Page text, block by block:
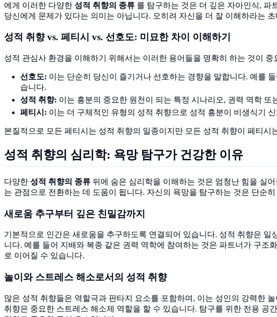
에게 이러한 다양한 성적 취향의 종류 를 탐구하는 것은 더 깊은 자아인식, 파
당신에게 문제가 있다는 의미는 아닙니다. 오히려 자신을 더 잘 이해하라는
성적 취향 vs. 페티시 vs. 선호도: 미묘한 차이 이해하기
성적 관심사 환경을 이해하기 위해서는 이러한 용어들을 명확히 하는 것이
선호도: 이는 단순히 당신이 즐기거나 선호하는 경향을 말합니다. 예를
습니다.
성적 취향: 이는 흥분의 중요한 원천이 되는 특정 시나리오, 권력 역학
페티시: 이는 더 구체적인 유형의 성적 취향으로 성적 흥분이 비생식기
본질적으로 모든 페티시는 성적 취향의 일종이지만 모든 성적 취향이 페티시
성적 취향의 심리학: 욕망 탐구가 건강한 이유
다양한 성적 취향의 종류 뒤에 숨은 심리학을 이해하는 것은 엄청난 힘을 실
는 관점으로 전환하는 데 도움이 됩니다. 자신의 욕망을 탐구하는 것은 단순
새로움 추구부터 깊은 친밀감까지
기본적으로 인간은 새로움을 추구하도록 연결되어 있습니다. 성적 취향은
니다. 예를 들어 지배와 복종 같은 권력 역학에 참여하는 것은 파트너가 구
로 이어질 수 있습니다.
놀이와 스트레스 해소로서의 성적 취향
많은 성적 취향들은 역할극과 판타지 요소를 포함하며, 이는 성인의 강력한
취향은 중요한 스트레스 해소제 역할을 할 수 있습니다. 탐구를 위한 전용 공